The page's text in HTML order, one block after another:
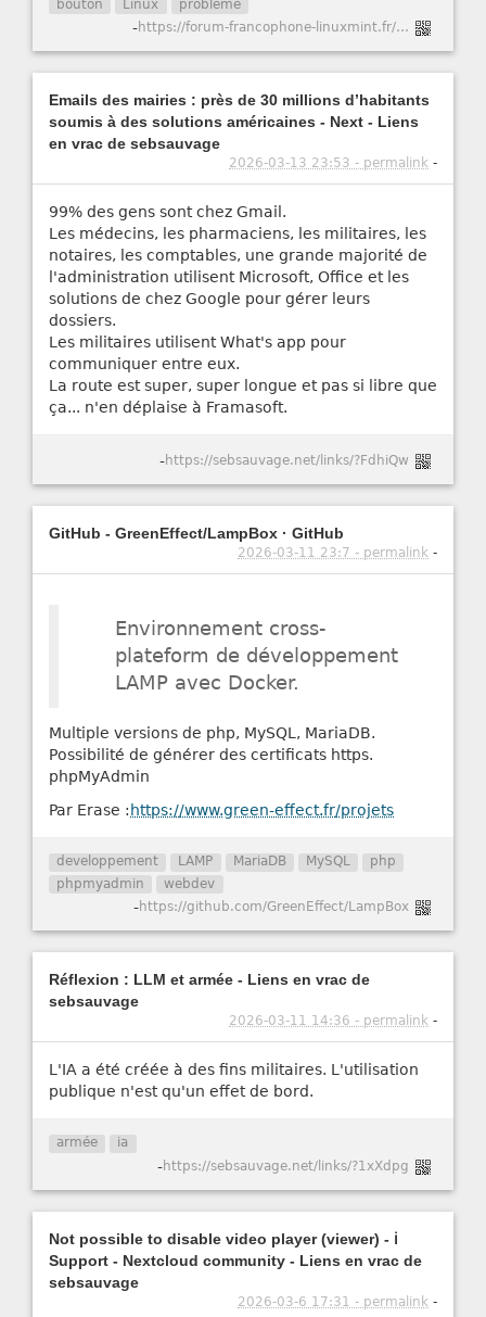
bouton Linux problème
- https://forum-francophone-linuxmint.fr/viewtopic.php?t=21751
Emails des mairies : près de 30 millions d’habitants
soumis à des solutions américaines - Next - Liens
en vrac de sebsauvage
2026-03-13 23:53 - permalink -
99% des gens sont chez Gmail.
Les médecins, les pharmaciens, les militaires, les
notaires, les comptables, une grande majorité de
l'administration utilisent Microsoft, Office et les
solutions de chez Google pour gérer leurs
dossiers.
Les militaires utilisent What's app pour
communiquer entre eux.
La route est super, super longue et pas si libre que
ça... n'en déplaise à Framasoft.
-https://sebsauvage.net/links/?FdhiQw
GitHub - GreenEffect/LampBox · GitHub
2026-03-11 23:7 - permalink -
Environnement cross-
plateform de développement
LAMP avec Docker.
Multiple versions de php, MySQL, MariaDB.
Possibilité de générer des certificats https.
phpMyAdmin
Par Erase : https://www.green-effect.fr/projets
developpement LAMP MariaDB MySQL
php
phpmyadmin
webdev
-https://github.com/GreenEffect/LampBox
Réflexion : LLM et armée - Liens en vrac de
sebsauvage
2026-03-11 14:36 - permalink -
L'IA a été créée à des fins militaires. L'utilisation
publique n'est qu'un effet de bord.
armée ia
-https://sebsauvage.net/links/?1xXdpg
Not possible to disable video player (viewer) - ℹ️
Support - Nextcloud community - Liens en vrac de
sebsauvage
2026-03-6 17:31 - permalink -